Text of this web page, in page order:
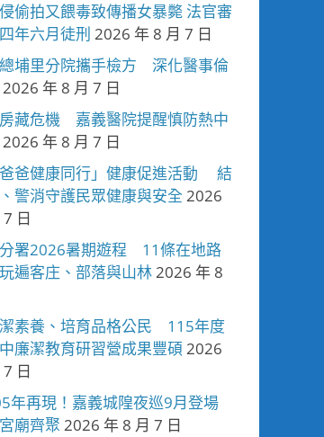
偷拍又餵毒致傳播女暴斃 法官審
年六月徒刑 2026 年 8 月 7 日
埔里分院攜手檢方 深化醫事倫
2026 年 8 月 7 日
藏危機 嘉義醫院提醒慎防熱中
2026 年 8 月 7 日
爸健康同行」健康促進活動 結
警消守護民眾健康與安全 2026
日
署2026暑期遊程 11條在地路
遍客庄、部落與山林2026 年 8
素養、培育品格公民 115年度
廉潔教育研習營成果豐碩 2026
日
年再現！嘉義城隍夜巡9月登場
廟齊聚 2026 年 8 月 7 日